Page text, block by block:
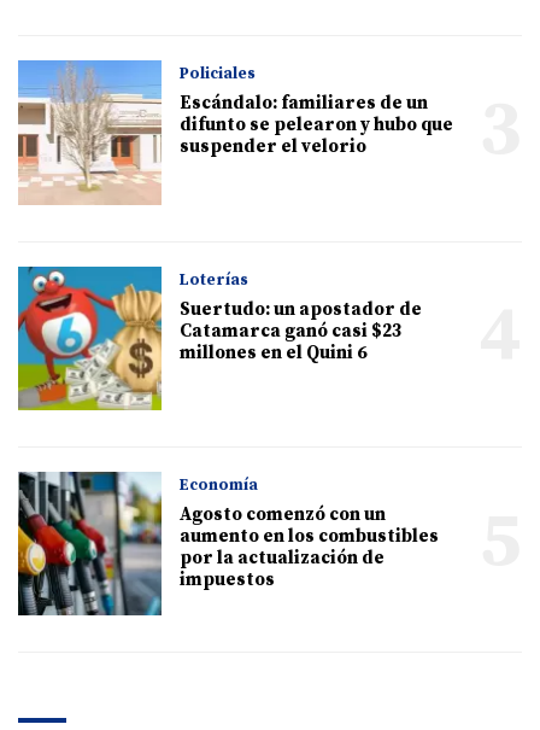
Policiales
Escándalo: familiares de un
difunto se pelearon y hubo que
suspender el velorio
Loterías
Suertudo: un apostador de
Catamarca ganó casi $23
millones en el Quini 6
Economía
Agosto comenzó con un
aumento en los combustibles
por la actualización de
impuestos